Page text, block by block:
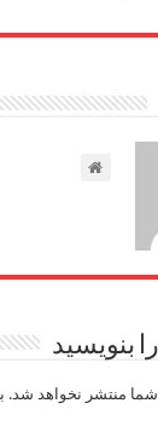
بنویسید
منتشر نخواهد شد.